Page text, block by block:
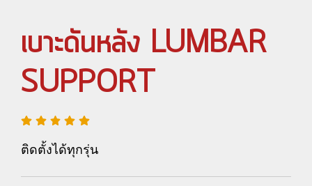
เบาะดันหลัง LUMBAR
SUPPORT
ติดตั้งได้ทุกรุ่น